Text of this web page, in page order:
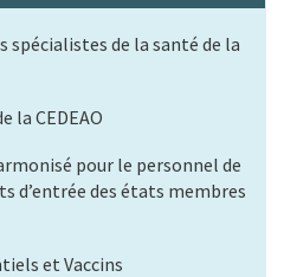
de la santé de la
la CEDEAO
pour le personnel de
d’entrée des états membres
et Vaccins